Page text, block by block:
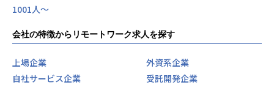
1001人〜
会社の特徴からリモートワーク求人を探す
上場企業
外資系企業
自社サービス企業
受託開発企業